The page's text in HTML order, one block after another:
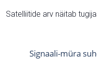
Satelliitide arv näitab